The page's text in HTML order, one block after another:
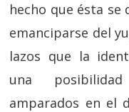
hecho que ésta se
emanciparse del
lazos que la
una
amparados en el